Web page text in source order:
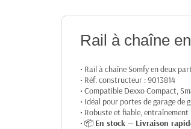
Rail à chaîne
• Rail à chaîne Somfy en deux
• Réf. constructeur : 9013814
• Compatible Dexxo Compact,
• Idéal pour portes de garage de
• Robuste et fiable,
• 📦 En stock — Livraison